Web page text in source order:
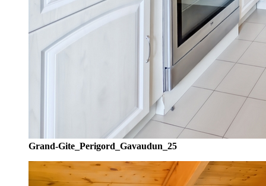
Grand-Gite_Perigord_Gavaudun_25